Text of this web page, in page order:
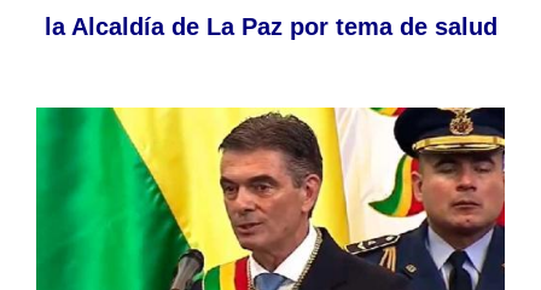
la Alcaldía de La Paz por tema de salud